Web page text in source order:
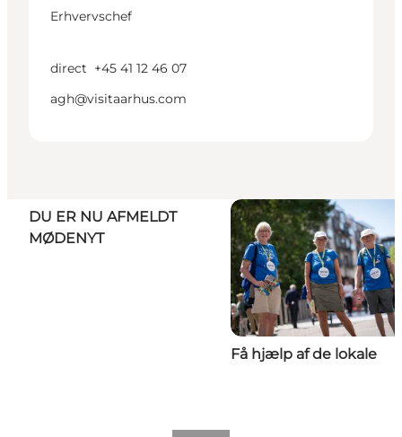
Erhvervschef
direct +45 41 12 46 07
agh@visitaarhus.com
DU ER NU AFMELDT
MØDENYT
Få hjælp af de lokale